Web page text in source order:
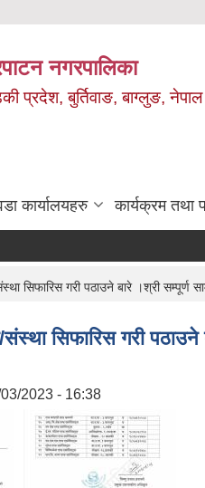
नगरपालिका
प्रदेश, बुर्तिवाङ, बाग्लुङ, नेपाल
कार्यालयहरु कार्यक्रम तथा
सिफारिस गरी पठाउने बारे ।श्री सम्पूर्ण
सिफारिस गरी पठाउने
2023 - 16:38